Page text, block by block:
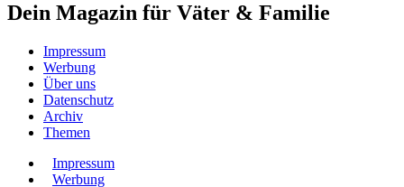
Dein Magazin für Väter & Familie
Impressum
Werbung
Über uns
Datenschutz
Archiv
Themen
Impressum
Werbung